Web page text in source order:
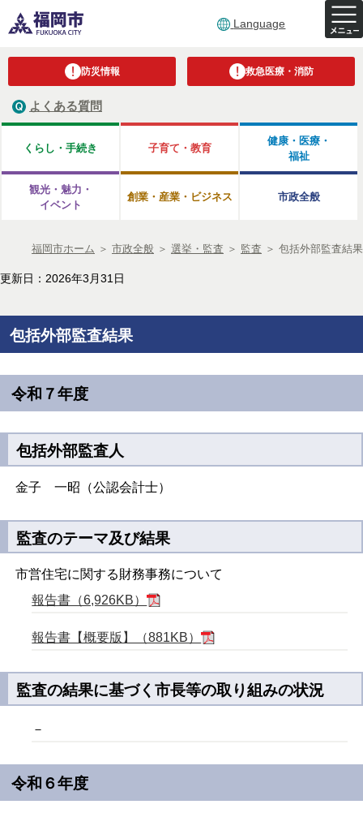
Language
防災情報 救急医療・消防
よくある質問
くらし・手続き 子育て・教育
健康・医療・
福祉
観光・魅力・
イベント
創業・産業・ビジネス 市政全般
福岡市ホーム ＞ 市政全般 ＞ 選挙・監査 ＞ 監査 ＞ 包括外部監査結果
更新日：2026年3月31日
包括外部監査結果
令和７年度
包括外部監査人
金子 一昭（公認会計士）
監査のテーマ及び結果
市営住宅に関する財務事務について
報告書（6,926KB）
報告書【概要版】（881KB）
監査の結果に基づく市長等の取り組みの状況
－
令和６年度